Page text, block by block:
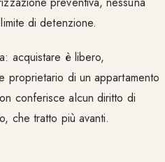
di detenzione.
acquistare è libero,
proprietario di un appartamento
conferisce alcun diritto di
che tratto più avanti.